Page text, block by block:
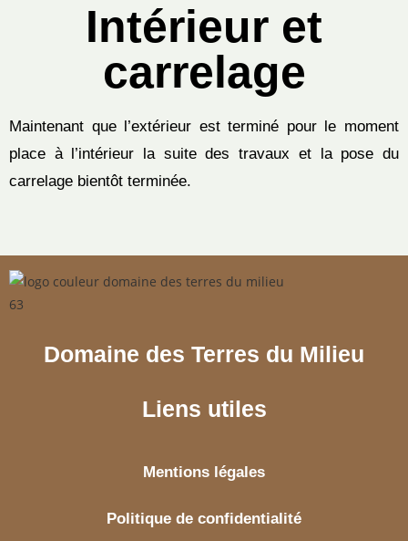
Intérieur et
carrelage
Maintenant que l’extérieur est terminé pour le moment
place à l’intérieur la suite des travaux et la pose du
carrelage bientôt terminée.
Domaine des Terres du Milieu
Liens utiles
Mentions légales
Politique de confidentialité